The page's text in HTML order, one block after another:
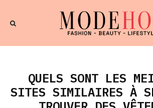
QUELS SONT LES
SITES SIMILAIRES À